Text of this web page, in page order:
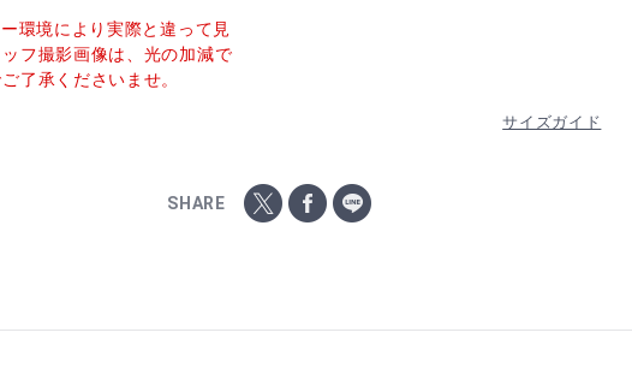
環境により実際と違って見
フ撮影画像は、光の加減で
了承くださいませ。
サイズガイド
SHARE